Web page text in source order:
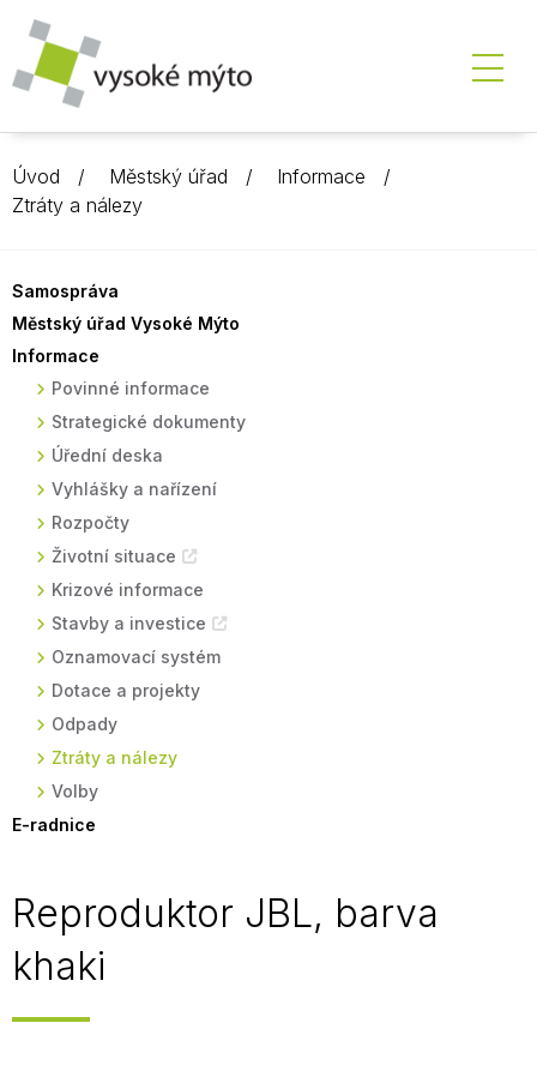
Úvod Městský úřad
Informace
Ztráty a nálezy
Samospráva
Městský úřad Vysoké Mýto
Informace
Povinné informace
Strategické dokumenty
Úřední deska
Vyhlášky a nařízení
Rozpočty
Životní situace
Krizové informace
Stavby a investice
Oznamovací systém
Dotace a projekty
Odpady
Ztráty a nálezy
Volby
E-radnice
Reproduktor JBL, barva
khaki